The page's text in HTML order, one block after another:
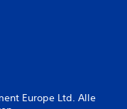
Europe Ltd. Alle